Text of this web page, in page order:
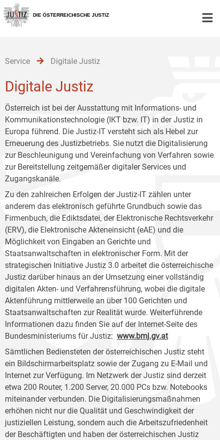
Zur
Hauptnavigation
[1]
Zum
Inhalt
[2]
Zum
Untermenü
[3]
DIE ÖSTERREICHISCHE JUSTIZ
Service Digitale Justiz
Digitale Justiz
Österreich ist bei der Ausstattung mit Informations- und
Kommunikationstechnologie (IKT bzw. IT) in der Justiz in
Europa führend. Die Justiz-IT versteht sich als Hebel zur
Erneuerung des Justizbetriebs. Sie nutzt die Digitalisierung
zur Beschleunigung und Vereinfachung von Verfahren sowie
zur Bereitstellung zeitgemäßer digitaler Services und
Zugangskanäle.
Zu den zahlreichen Erfolgen der Justiz-IT zählen unter
anderem das elektronisch geführte Grundbuch sowie das
Firmenbuch, die Ediktsdatei, der Elektronische Rechtsverkehr
(ERV), die Elektronische Akteneinsicht (eAE) und die
Möglichkeit von Eingaben an Gerichte und
Staatsanwaltschaften in elektronischer Form. Mit der
strategischen Initiative Justiz 3.0 arbeitet die österreichische
Justiz darüber hinaus an der Umsetzung einer vollständig
digitalen Akten- und Verfahrensführung, wobei die digitale
Aktenführung mittlerweile an über 100 Gerichten und
Staatsanwaltschaften zur Realität wurde. Weiterführende
Informationen dazu finden Sie auf der Internet-Seite des
Bundesministeriums für Justiz: www.bmj.gv.at
Sämtlichen Bediensteten der österreichischen Justiz steht
ein Bildschirmarbeitsplatz sowie der Zugang zu E-Mail und
Internet zur Verfügung. Im Netzwerk der Justiz sind derzeit
etwa 200 Router, 1.200 Server, 20.000 PCs bzw. Notebooks
miteinander verbunden. Die Digitalisierungsmaßnahmen
erhöhen nicht nur die Qualität und Geschwindigkeit der
justiziellen Leistung, sondern auch die Arbeitszufriedenheit
der Beschäftigten und haben der österreichischen Justiz